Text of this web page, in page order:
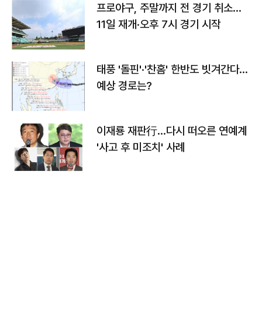
프로야구, 주말까지 전 경기 취소…
11일 재개·오후 7시 경기 시작
태풍 '돌핀'·'찬홈' 한반도 빗겨간다…
예상 경로는?
이재룡 재판行…다시 떠오른 연예계
'사고 후 미조치' 사례